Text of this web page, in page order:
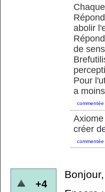
abolir
de
Pour
a
commentée
créer
commentée
+4
Bonjour,